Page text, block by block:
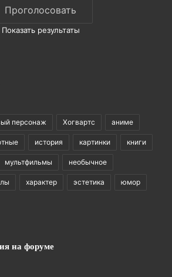
Показать результаты
персонаж Хогвартс аниме
история картинки книги
мультфильмы необычное
характер эстетика юмор
на форуме